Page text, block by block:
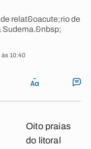
relat&oacute;rio de
Sudema.&nbsp;
às 10:40
Oito praias
do litoral